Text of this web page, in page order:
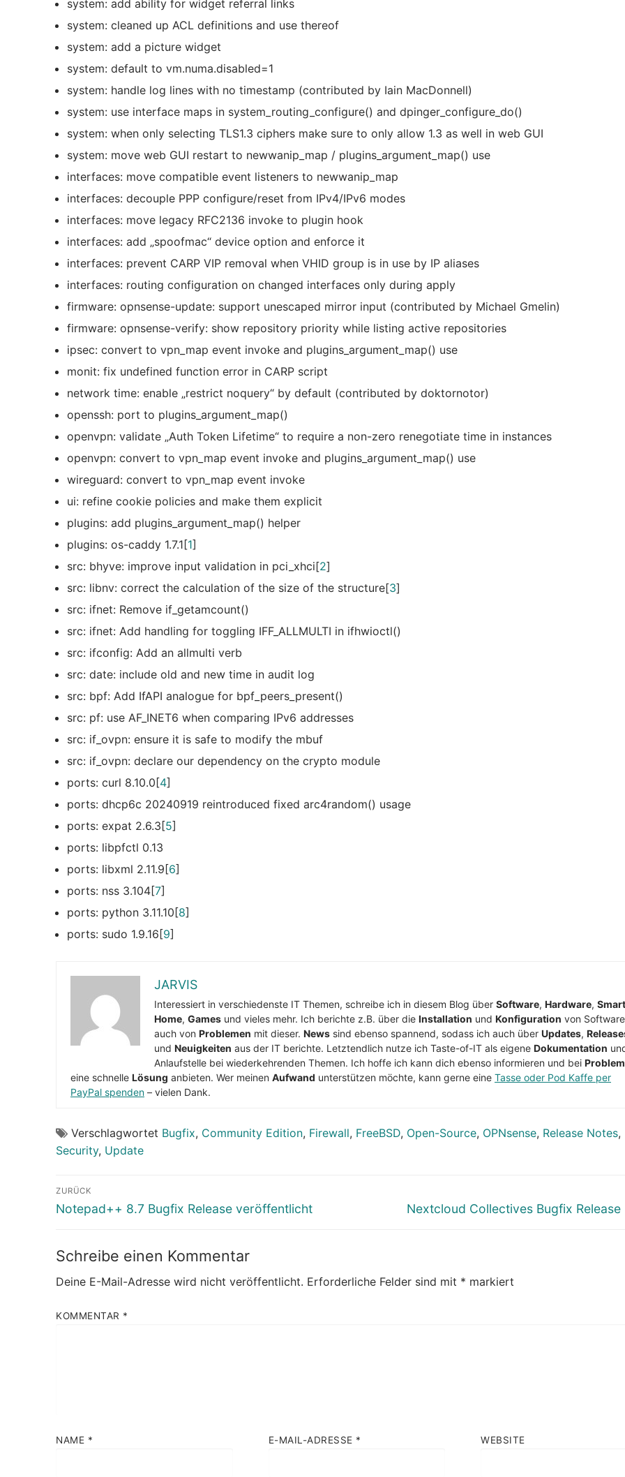
system: add ability for widget referral links
system: cleaned up ACL definitions and use thereof
system: add a picture widget
system: default to vm.numa.disabled=1
system: handle log lines with no timestamp (contributed by Iain MacDonnell)
system: use interface maps in system_routing_configure() and dpinger_configure_do()
system: when only selecting TLS1.3 ciphers make sure to only allow 1.3 as well in web GUI
system: move web GUI restart to newwanip_map / plugins_argument_map() use
interfaces: move compatible event listeners to newwanip_map
interfaces: decouple PPP configure/reset from IPv4/IPv6 modes
interfaces: move legacy RFC2136 invoke to plugin hook
interfaces: add „spoofmac“ device option and enforce it
interfaces: prevent CARP VIP removal when VHID group is in use by IP aliases
interfaces: routing configuration on changed interfaces only during apply
firmware: opnsense-update: support unescaped mirror input (contributed by Michael Gmelin)
firmware: opnsense-verify: show repository priority while listing active repositories
ipsec: convert to vpn_map event invoke and plugins_argument_map() use
monit: fix undefined function error in CARP script
network time: enable „restrict noquery“ by default (contributed by doktornotor)
openssh: port to plugins_argument_map()
openvpn: validate „Auth Token Lifetime“ to require a non-zero renegotiate time in instances
openvpn: convert to vpn_map event invoke and plugins_argument_map() use
wireguard: convert to vpn_map event invoke
ui: refine cookie policies and make them explicit
plugins: add plugins_argument_map() helper
plugins: os-caddy 1.7.1[1]
src: bhyve: improve input validation in pci_xhci[2]
src: libnv: correct the calculation of the size of the structure[3]
src: ifnet: Remove if_getamcount()
src: ifnet: Add handling for toggling IFF_ALLMULTI in ifhwioctl()
src: ifconfig: Add an allmulti verb
src: date: include old and new time in audit log
src: bpf: Add IfAPI analogue for bpf_peers_present()
src: pf: use AF_INET6 when comparing IPv6 addresses
src: if_ovpn: ensure it is safe to modify the mbuf
src: if_ovpn: declare our dependency on the crypto module
ports: curl 8.10.0[4]
ports: dhcp6c 20240919 reintroduced fixed arc4random() usage
ports: expat 2.6.3[5]
ports: libpfctl 0.13
ports: libxml 2.11.9[6]
ports: nss 3.104[7]
ports: python 3.11.10[8]
ports: sudo 1.9.16[9]
JARVIS
Interessiert in verschiedenste IT Themen, schreibe ich in diesem Blog über Software, Hardware, Smart
Home, Games und vieles mehr. Ich berichte z.B. über die Installation und Konfiguration von
auch von Problemen mit dieser. News sind ebenso spannend, sodass ich auch über Updates,
und Neuigkeiten aus der IT berichte. Letztendlich nutze ich Taste-of-IT als eigene Dokumentation
Anlaufstelle bei wiederkehrenden Themen. Ich hoffe ich kann dich ebenso informieren und bei
eine schnelle Lösung anbieten. Wer meinen Aufwand unterstützen möchte, kann gerne eine Tasse oder Pod Kaffe per
PayPal spenden – vielen Dank.
Verschlagwortet Bugfix, Community Edition, Firewall, FreeBSD, Open-Source, OPNsense, Release Notes,
Security, Update
Beitragsnavigation
ZURÜCK
Vorheriger
Notepad++ 8.7 Bugfix Release veröffentlicht
Nächster
Nextcloud Collectives Bugfix Release
Schreibe einen Kommentar
Deine E-Mail-Adresse wird nicht veröffentlicht. Erforderliche Felder sind mit * markiert
KOMMENTAR *
NAME * E-MAIL-ADRESSE * WEBSITE